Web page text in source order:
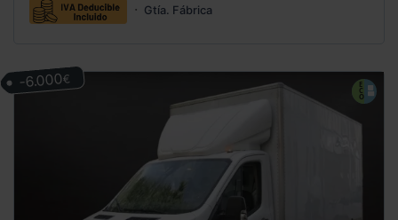
Gtía. Fábrica
-6.000€